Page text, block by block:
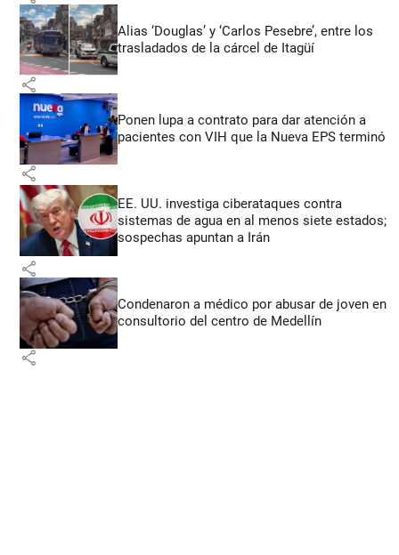
Alias ‘Douglas’ y ‘Carlos Pesebre’, entre los
trasladados de la cárcel de Itagüí
share
Ponen lupa a contrato para dar atención a
pacientes con VIH que la Nueva EPS terminó
share
EE. UU. investiga ciberataques contra
sistemas de agua en al menos siete estados;
sospechas apuntan a Irán
share
Condenaron a médico por abusar de joven en
consultorio del centro de Medellín
share